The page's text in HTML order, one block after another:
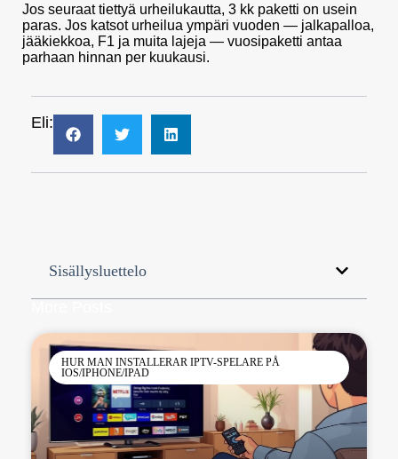
Jos seuraat tiettyä urheilukautta, 3 kk paketti on usein
paras. Jos katsot urheilua ympäri vuoden — jalkapalloa,
jääkiekkoa, F1 ja muita lajeja — vuosipaketti antaa
parhaan hinnan per kuukausi.
Eli:
Sisällysluettelo
HUR MAN INSTALLERAR IPTV-SPELARE PÅ
IOS/IPHONE/IPAD